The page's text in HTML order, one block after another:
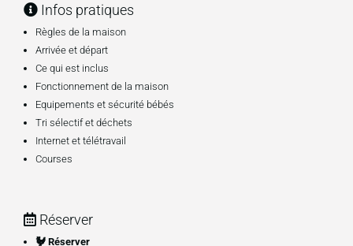
Infos pratiques
Règles de la maison
Arrivée et départ
Ce qui est inclus
Fonctionnement de la maison
Equipements et sécurité bébés
Tri sélectif et déchets
Internet et télétravail
Courses
Réserver
🐓​ Réserver